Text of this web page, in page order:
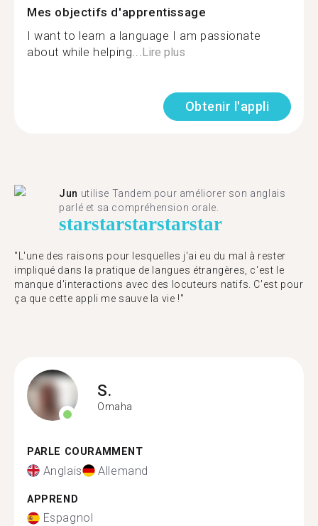
Mes objectifs d'apprentissage
I want to learn a language I am passionate
about while helping...Lire plus
Obtenir l'appli
Jun utilise Tandem pour améliorer son anglais
parlé et sa compréhension orale.
starstarstarstarstar
"L'une des raisons pour lesquelles j'ai eu du mal à rester
impliqué dans la pratique de langues étrangères, c'est le
manque d'interactions avec des locuteurs natifs. C'est pour
ça que cette appli me sauve la vie !"
S.
Omaha
PARLE COURAMMENT
Anglais Allemand
APPREND
Espagnol